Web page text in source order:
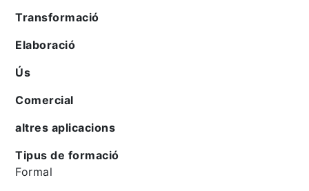
Transformació
Elaboració
Ús
Comercial
altres aplicacions
Tipus de formació
Formal